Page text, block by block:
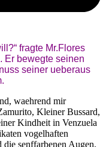
fragte Mr.Flores
Er bewegte seinen
seiner ueberaus
waehrend mir
Kleiner Bussard,
Kindheit in Venzuela
vogelhaften
die senffarbenen Augen.